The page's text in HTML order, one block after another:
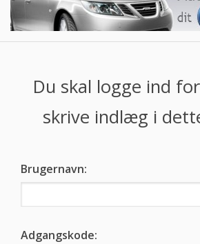
Du skal logge ind
skrive indlæg i
Brugernavn:
Adgangskode: